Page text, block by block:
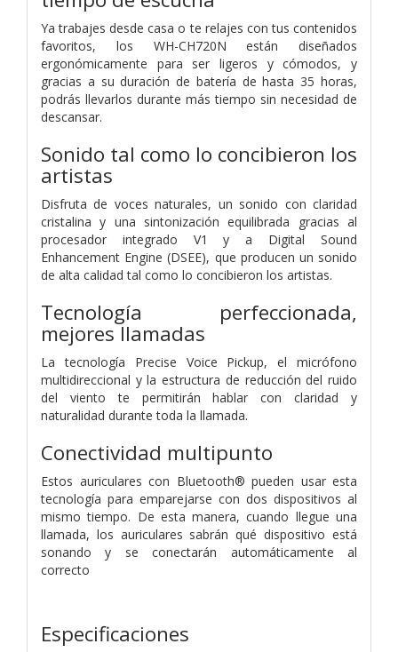
Ya trabajes desde casa o te relajes con tus contenidos
favoritos, los WH-CH720N están diseñados
ergonómicamente para ser ligeros y cómodos, y
gracias a su duración de batería de hasta 35 horas,
podrás llevarlos durante más tiempo sin necesidad de
descansar.
Sonido tal como lo concibieron los
artistas
Disfruta de voces naturales, un sonido con claridad
cristalina y una sintonización equilibrada gracias al
procesador integrado V1 y a Digital Sound
Enhancement Engine (DSEE), que producen un sonido
de alta calidad tal como lo concibieron los artistas.
Tecnología perfeccionada,
mejores llamadas
La tecnología Precise Voice Pickup, el micrófono
multidireccional y la estructura de reducción del ruido
del viento te permitirán hablar con claridad y
naturalidad durante toda la llamada.
Conectividad multipunto
Estos auriculares con Bluetooth® pueden usar esta
tecnología para emparejarse con dos dispositivos al
mismo tiempo. De esta manera, cuando llegue una
llamada, los auriculares sabrán qué dispositivo está
sonando y se conectarán automáticamente al
correcto
Especificaciones